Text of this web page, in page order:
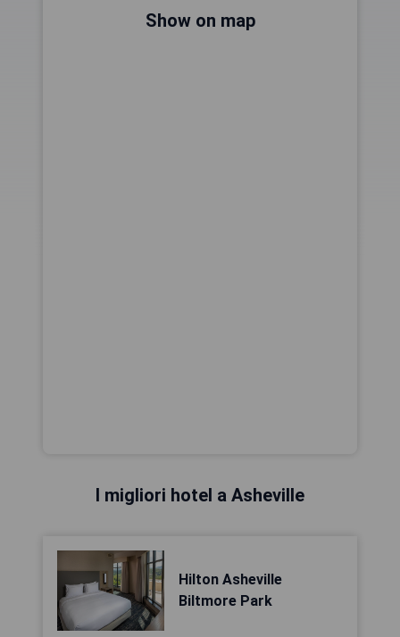
Show on map
I migliori hotel a Asheville
Hilton Asheville
Biltmore Park